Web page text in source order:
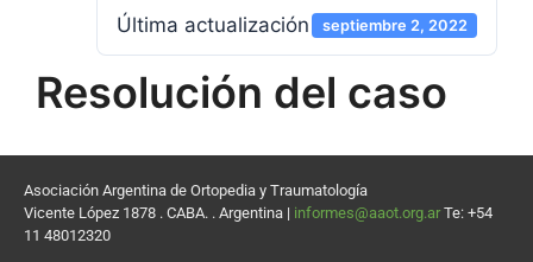
Última actualización septiembre 2, 2022
Resolución del caso
Asociación Argentina de Ortopedia y Traumatología
Vicente López 1878 . CABA. . Argentina | informes@aaot.org.ar Te: +54
11 48012320